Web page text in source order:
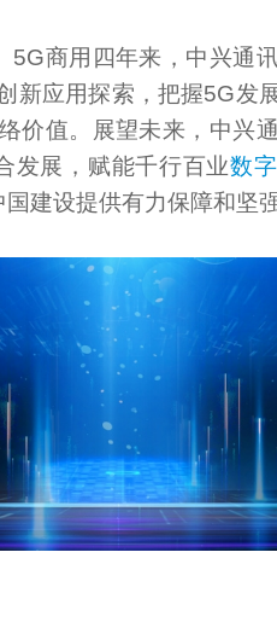
5G商用四年来，中兴通
新应用探索，把握5G发
价值。展望未来，中兴
发展，赋能千行百业数
建设提供有力保障和坚